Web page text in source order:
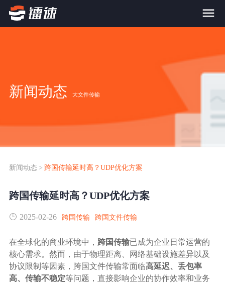
FTP替代升级
SDK传输应用集成
镭速FTP加速
跨国数据传输
数据同步
内外网文件交换
案例
新闻动态
关于镭速
新闻动态 大文件传输
新闻动态 > 跨国传输延时高？UDP优化方案
跨国传输延时高？UDP优化方案
2025-02-26 跨国传输 跨国文件传输
在全球化的商业环境中， 跨国传输已成为企业日常运营的
核心需求。然而，由于物理距离、网络基础设施差异以及
协议限制等因素，跨国文件传输常面临高延迟、丢包率
高、传输不稳定等问题，直接影响企业的协作效率和业务